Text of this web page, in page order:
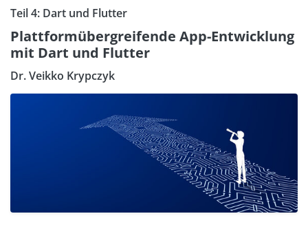
Teil 4: Dart und Flutter
Plattformübergreifende App-Entwicklung
mit Dart und Flutter
Dr. Veikko Krypczyk